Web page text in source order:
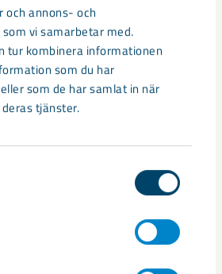
och annons- och
vi samarbetar med.
tur kombinera informationen
som du har
som de har samlat in när
tjänster.
robotar öka
framtidens gruva
robotar, människoliknande
ben, går snabbt. I takt med att